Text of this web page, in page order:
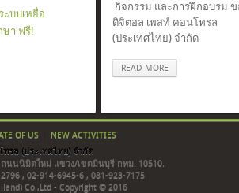
ะบบเหยื่อ
ษา ฟรี!
กิจกรรม และการฝึกอบรม
ดิจิตอล เพสท์ คอนโทรล
(ประเทศไทย) จำกัด
READ MORE
OF US
NEW ACTIVITIES
รล (ประเทศไทย) จำกัด
นนนิมิตใหม่ แขวง/เขตมีนบุรี กทม. 10510.
, 02-914-6945-6 , 081-923-7175
Co.,Ltd - Copyright © 2016